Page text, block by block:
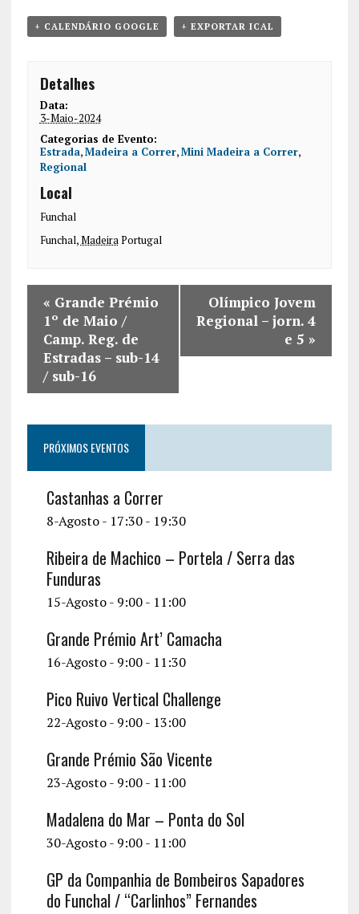
+ CALENDÁRIO GOOGLE + EXPORTAR ICAL
Detalhes
Data:
3-Maio-2024
Categorias de Evento:
Estrada,Madeira a Correr,Mini Madeira a Correr,
Regional
Local
Funchal
Funchal,MadeiraPortugal
« Grande Prémio
1º de Maio /
Camp. Reg. de
Estradas – sub-14
/ sub-16
Olímpico Jovem
Regional – jorn. 4
e 5 »
PRÓXIMOS EVENTOS
Castanhas a Correr
8-Agosto - 17:30- 19:30
Ribeira de Machico – Portela / Serra das
Funduras
15-Agosto - 9:00- 11:00
Grande Prémio Art’ Camacha
16-Agosto - 9:00- 11:30
Pico Ruivo Vertical Challenge
22-Agosto - 9:00- 13:00
Grande Prémio São Vicente
23-Agosto - 9:00- 11:00
Madalena do Mar – Ponta do Sol
30-Agosto - 9:00- 11:00
GP da Companhia de Bombeiros Sapadores
do Funchal / “Carlinhos” Fernandes